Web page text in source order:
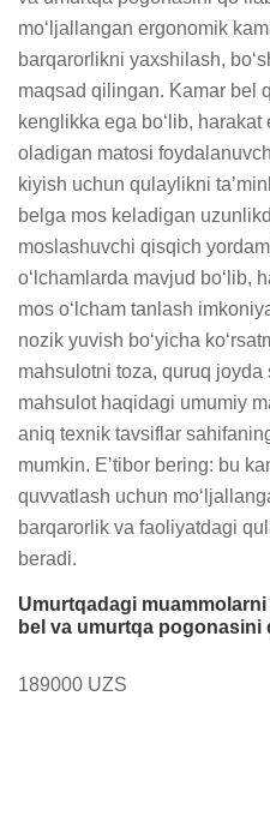
moʻljallangan ergonomik
barqarorlikni yaxshilash,
maqsad qilingan. Kamar bel
kenglikka ega boʻlib,
oladigan matosi
kiyish uchun qulaylikni
belga mos keladigan
moslashuvchi qisqich
oʻlchamlarda mavjud boʻlib,
mos oʻlcham tanlash
nozik yuvish bo‘yicha
mahsulotni toza, quruq
mahsulot haqidagi umumiy
aniq texnik tavsiflar
mumkin. Eʼtibor bering: bu
quvvatlash uchun
barqarorlik va faoliyatdagi
beradi.
Umurtqadagi
bel va umurtqa pogonasini
189000 UZS